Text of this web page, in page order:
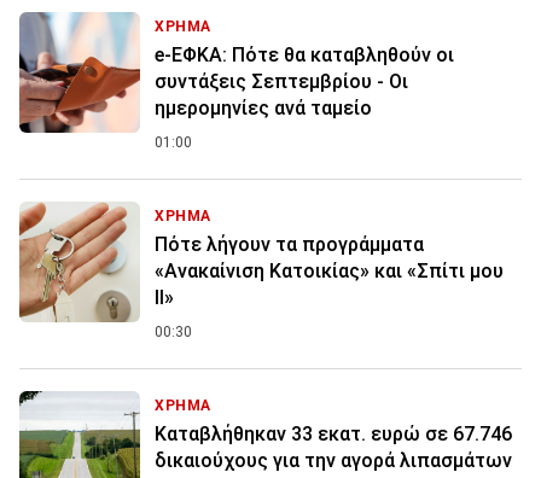
ΧΡΗΜΑ
e-ΕΦΚΑ: Πότε θα καταβληθούν οι
συντάξεις Σεπτεμβρίου - Οι
ημερομηνίες ανά ταμείο
01:00
ΧΡΗΜΑ
Πότε λήγουν τα προγράμματα
«Ανακαίνιση Κατοικίας» και «Σπίτι μου
ΙΙ»
00:30
ΧΡΗΜΑ
Καταβλήθηκαν 33 εκατ. ευρώ σε 67.746
δικαιούχους για την αγορά λιπασμάτων